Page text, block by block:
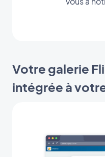
Votre galerie
intégrée à